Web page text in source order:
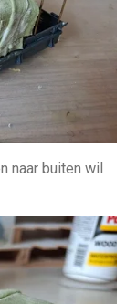
naar buiten wil